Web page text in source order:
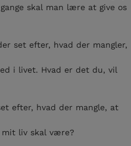
skal man lære at give os
set efter, hvad der mangler,
i livet. Hvad er det du, vil
efter, hvad der mangle, at
mit liv skal være?